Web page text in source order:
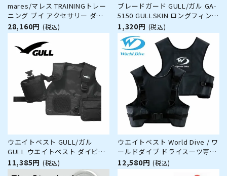
mares/マレス TRAININGトレー
ニング ブイ アクセサリー ダイ
ビング
28,160円 (税込)
ブレードガード GULL/ガル GA-
5150 GULLSKIN ロングフィン
カーボンフィン
1,320円 (税込)
ウエイトベスト GULL/ガル
GULL ウエイトベスト ダイビン
グ ウエイト ドライスーツ GG-
4615B
11,385円 (税込)
ウエイトベスト World Dive / ワ
ールドダイブ ドライスーツ専用
ウエイトベスト2
12,580円 (税込)